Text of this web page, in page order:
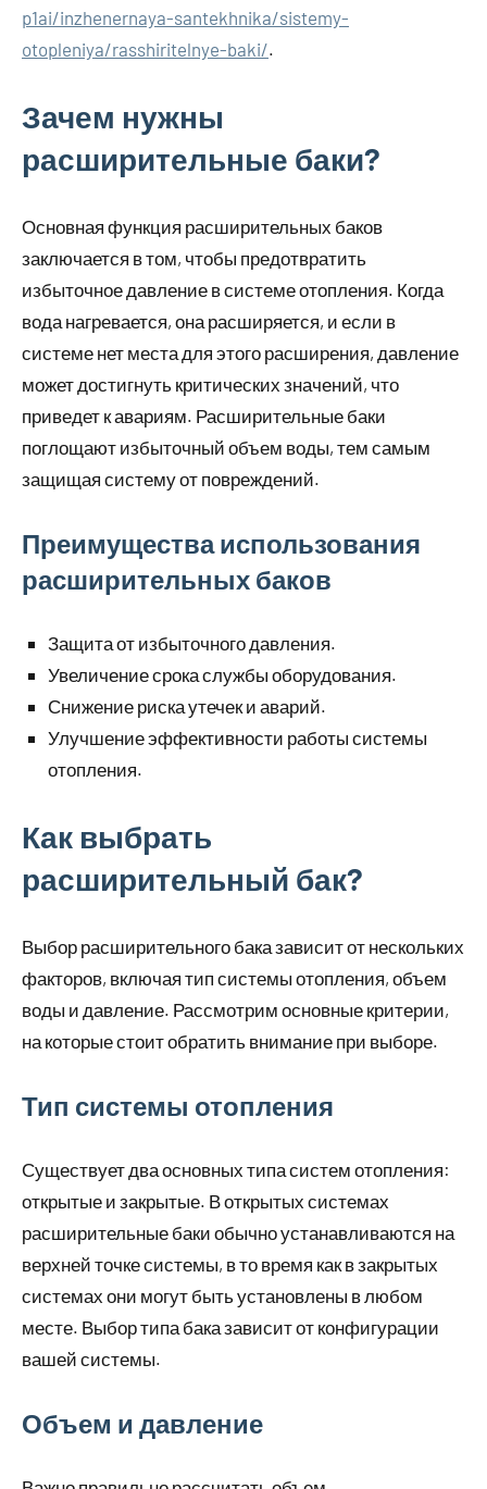
p1ai/inzhenernaya-santekhnika/sistemy-
otopleniya/rasshiritelnye-baki/.
Зачем нужны
расширительные баки?
Основная функция расширительных баков
заключается в том, чтобы предотвратить
избыточное давление в системе отопления. Когда
вода нагревается, она расширяется, и если в
системе нет места для этого расширения, давление
может достигнуть критических значений, что
приведет к авариям. Расширительные баки
поглощают избыточный объем воды, тем самым
защищая систему от повреждений.
Преимущества использования
расширительных баков
Защита от избыточного давления.
Увеличение срока службы оборудования.
Снижение риска утечек и аварий.
Улучшение эффективности работы системы
отопления.
Как выбрать
расширительный бак?
Выбор расширительного бака зависит от нескольких
факторов, включая тип системы отопления, объем
воды и давление. Рассмотрим основные критерии,
на которые стоит обратить внимание при выборе.
Тип системы отопления
Существует два основных типа систем отопления:
открытые и закрытые. В открытых системах
расширительные баки обычно устанавливаются на
верхней точке системы, в то время как в закрытых
системах они могут быть установлены в любом
месте. Выбор типа бака зависит от конфигурации
вашей системы.
Объем и давление